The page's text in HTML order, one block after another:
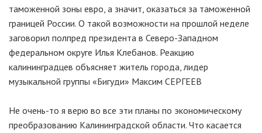
таможенной зоны евро, а значит, оказаться за таможенной
границей России. О такой возможности на прошлой неделе
заговорил полпред президента в Северо-Западном
федеральном округе Илья Клебанов. Реакцию
калининградцев объясняет житель города, лидер
музыкальной группы «Бигуди» Максим СЕРГЕЕВ
Не очень-то я верю во все эти планы по экономическому
преобразованию Калининградской области. Что касается